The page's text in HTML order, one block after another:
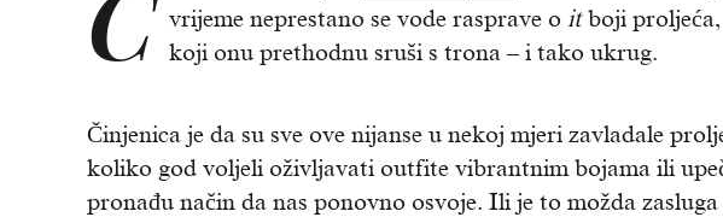
vrijeme neprestano se vode rasprave o itboji proljeća,
koji onu prethodnu sruši s trona – i tako ukrug.
Činjenica je da su sve ove nijanse u nekoj mjeri zavladale
koliko god voljeli oživljavati outfite vibrantnim bojama ili
pronađu način da nas ponovno osvoje. Ili je to možda